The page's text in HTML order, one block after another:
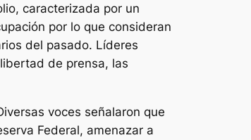
caracterizada por un
por lo que consideran
del pasado. Líderes
de prensa, las
voces señalaron que
Federal, amenazar a